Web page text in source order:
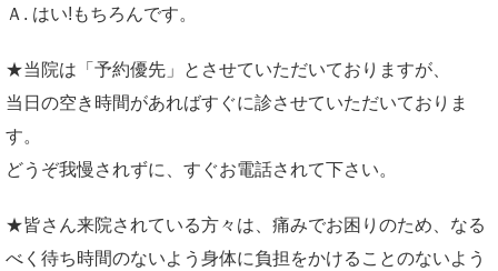
Ａ. はい!もちろんです。
★当院は「予約優先」とさせていただいておりますが、
当日の空き時間があればすぐに診させていただいておりま
す。
どうぞ我慢されずに、すぐお電話されて下さい。
★皆さん来院されている方々は、痛みでお困りのため、なる
べく待ち時間のないよう身体に負担をかけることのないよう